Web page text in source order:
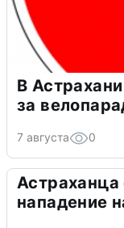
В
за
7 августа 0
нападение